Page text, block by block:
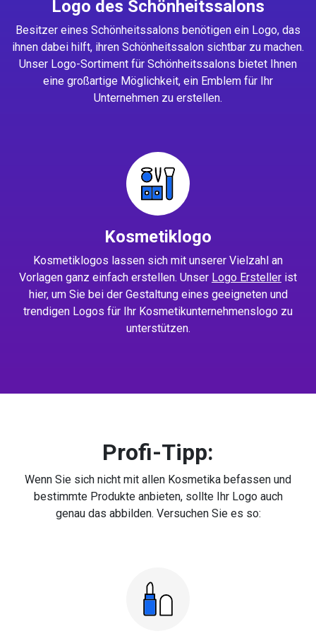
Logo des Schönheitssalons
Besitzer eines Schönheitssalons benötigen ein Logo, das
ihnen dabei hilft, ihren Schönheitssalon sichtbar zu machen.
Unser Logo-Sortiment für Schönheitssalons bietet Ihnen
eine großartige Möglichkeit, ein Emblem für Ihr
Unternehmen zu erstellen.
Kosmetiklogo
Kosmetiklogos lassen sich mit unserer Vielzahl an
Vorlagen ganz einfach erstellen. Unser Logo Ersteller ist
hier, um Sie bei der Gestaltung eines geeigneten und
trendigen Logos für Ihr Kosmetikunternehmenslogo zu
unterstützen.
Profi-Tipp:
Wenn Sie sich nicht mit allen Kosmetika befassen und
bestimmte Produkte anbieten, sollte Ihr Logo auch
genau das abbilden. Versuchen Sie es so: